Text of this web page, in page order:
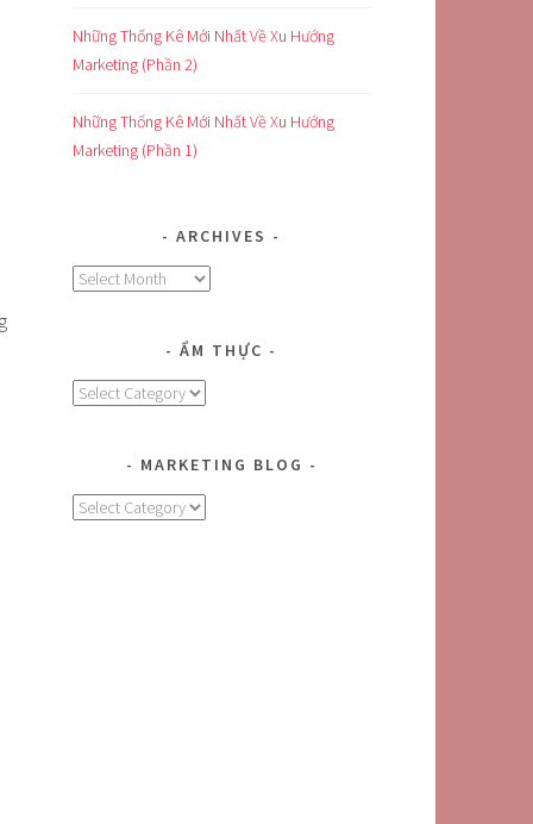
Những Thống Kê Mới Nhất Về Xu Hướng
Marketing (Phần 2)
Những Thống Kê Mới Nhất Về Xu Hướng
Marketing (Phần 1)
ARCHIVES
Archives
ẨM THỰC
Ẩm
MARKETING BLOG
MARKETING